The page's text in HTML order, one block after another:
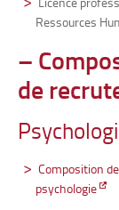
Ressources
–
de
Composition
psychologie